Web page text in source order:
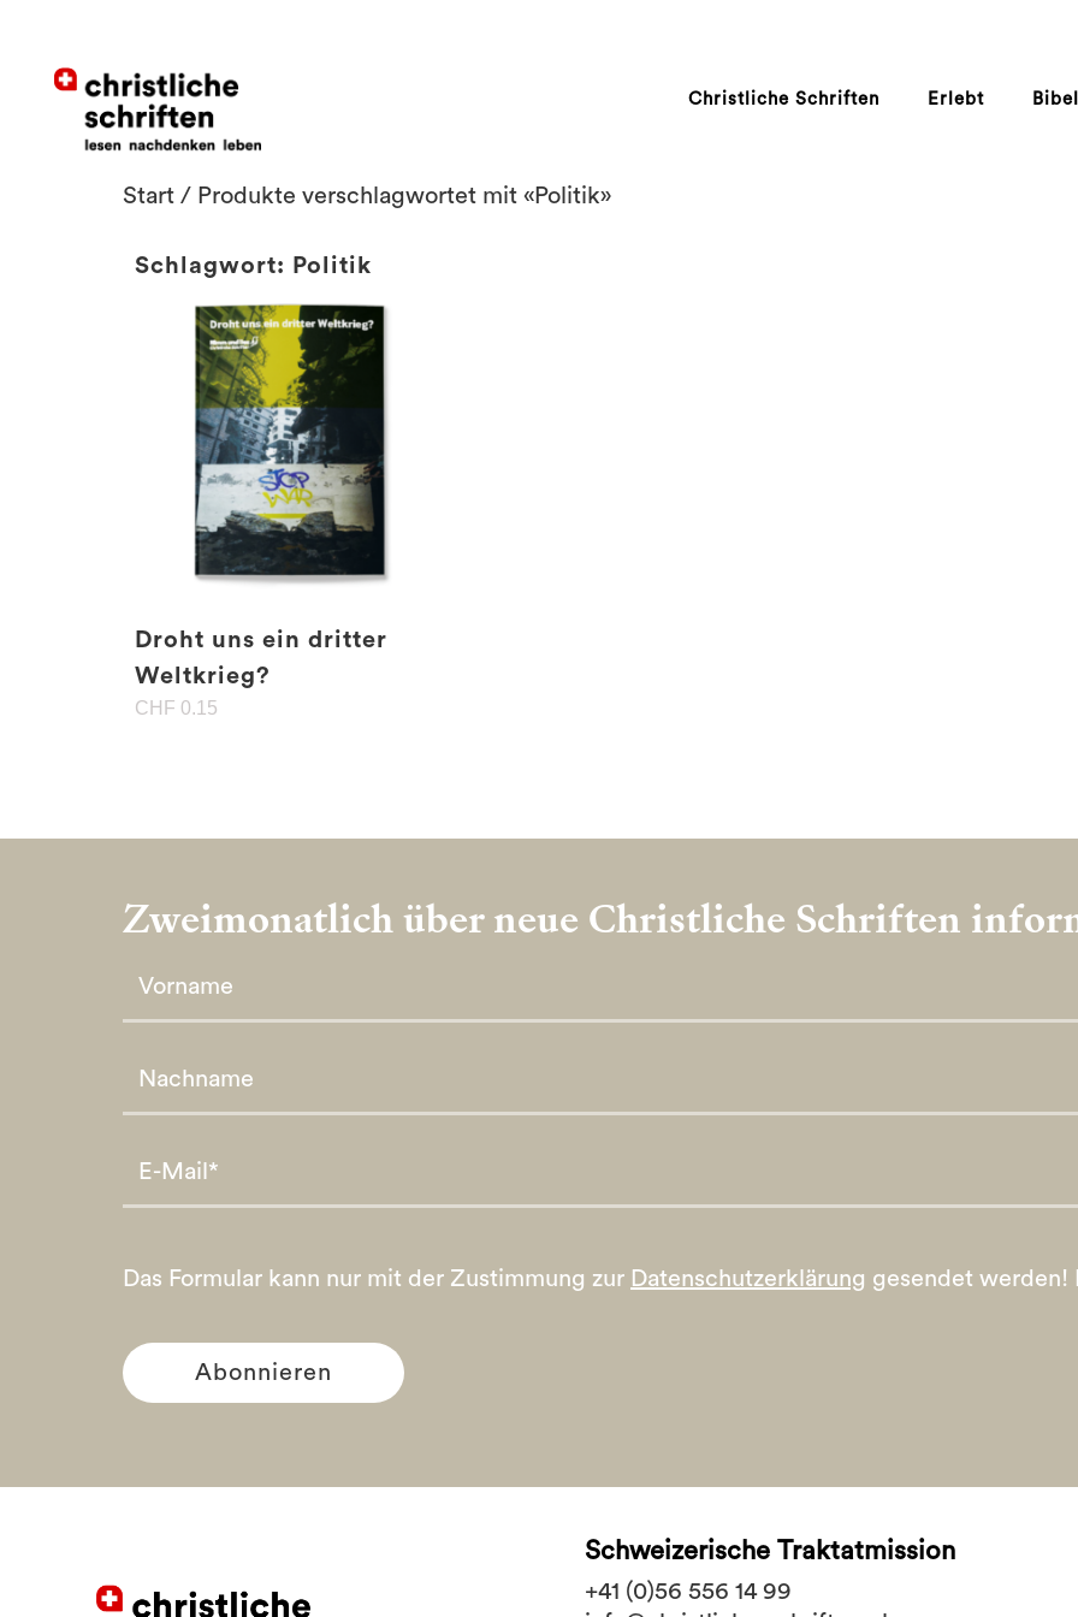
Christliche Schriften Erlebt
Start / Produkte verschlagwortet mit «Politik»
Schlagwort: Politik
Droht uns ein dritter
Weltkrieg?
CHF 0.15
Zweimonatlich über neue Christliche Schriften
Das Formular kann nur mit der Zustimmung zur Datenschutzerklärung gesendet werden!
Schweizerische Traktatmission
+41 (0)56 556 14 99